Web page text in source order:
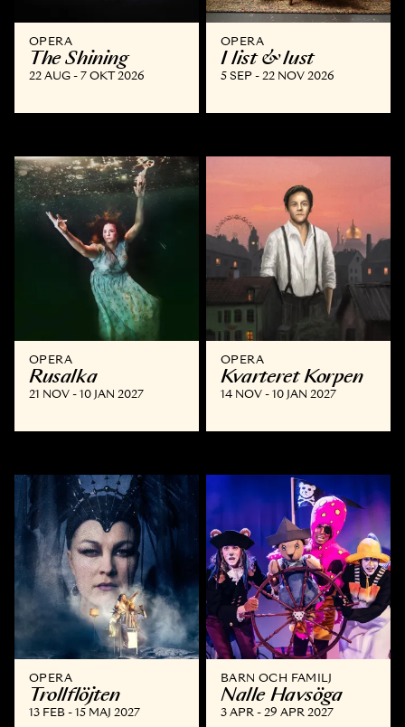
OPERA
The Shining
22 AUG - 7 OKT 2026
OPERA
I list & lust
5 SEP - 22 NOV 2026
OPERA
Rusalka
21 NOV - 10 JAN 2027
OPERA
Kvarteret Korpen
14 NOV - 10 JAN 2027
OPERA
Trollflöjten
13 FEB - 15 MAJ 2027
BARN OCH FAMILJ
Nalle Havsöga
3 APR - 29 APR 2027